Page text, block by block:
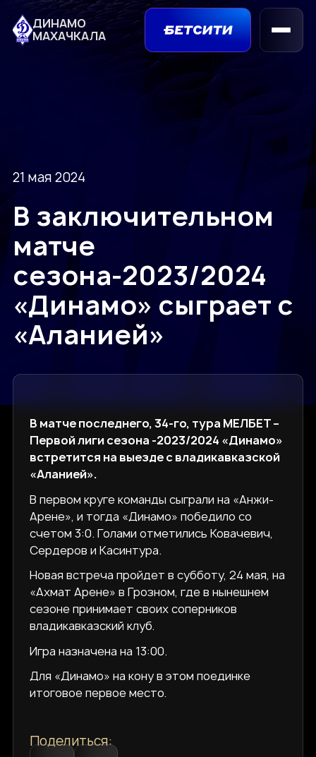
ДИНАМО
МАХАЧКАЛА
21 мая 2024
В заключительном
матче
сезона-2023/2024
«Динамо» сыграет с
«Аланией»
В матче последнего, 34-го, тура МЕЛБЕТ –
Первой лиги сезона -2023/2024 «Динамо»
встретится на выезде с владикавказской
«Аланией».
В первом круге команды сыграли на «Анжи-
Арене», и тогда «Динамо» победило со
счетом 3:0. Голами отметились Ковачевич,
Сердеров и Касинтура.
Новая встреча пройдет в субботу, 24 мая, на
«Ахмат Арене» в Грозном, где в нынешнем
сезоне принимает своих соперников
владикавказский клуб.
Игра назначена на 13:00.
Для «Динамо» на кону в этом поединке
итоговое первое место.
Поделиться: